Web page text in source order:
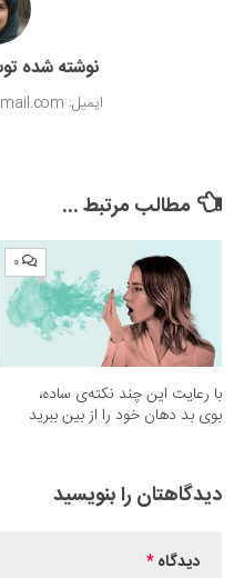
نوشته شده
ایمیل: majdi.mahta@gmail.com
مطالب مرتبط ...
۰
با رعایت این چند نکته‌ی ساده،
بوی بد دهان خود را از بین ببرید
دیدگاهتان را بنویسید
دیدگاه*